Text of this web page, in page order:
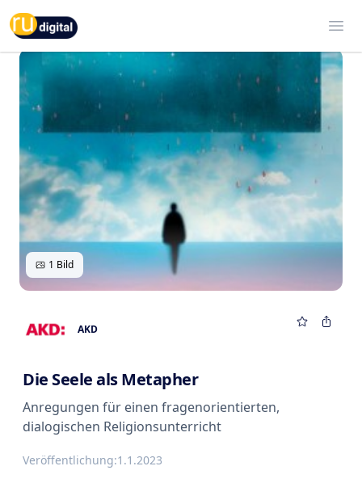
RU-digital
1 Bild
AKD
Die Seele als Metapher
Anregungen für einen fragenorientierten,
dialogischen Religionsunterricht
Veröffentlichung:1.1.2023